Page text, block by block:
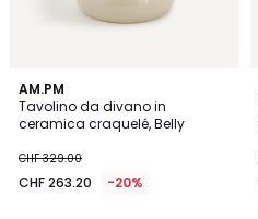
AM.PM
Tavolino da divano in
ceramica craquelé, Belly
CHF 329.00
CHF 263.20 -20%